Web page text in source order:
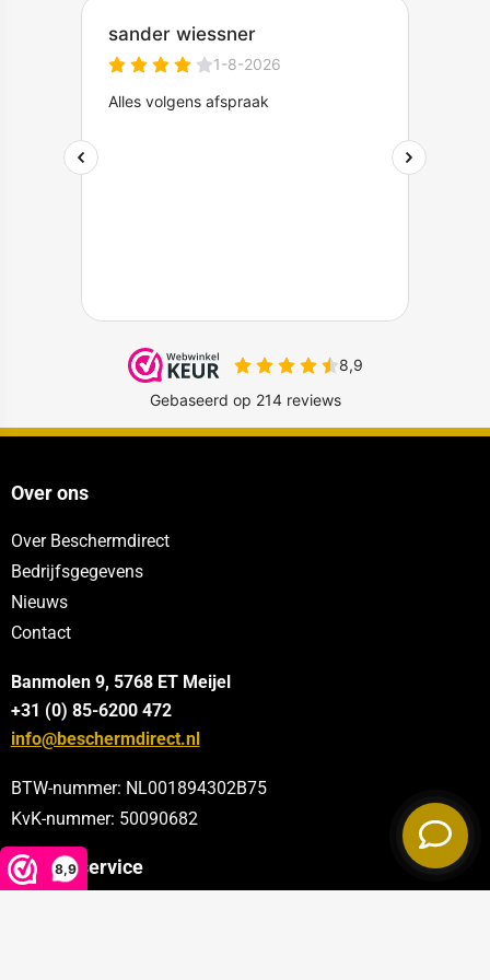
8,9
Over ons
Over Beschermdirect
Bedrijfsgegevens
Nieuws
Contact
Banmolen 9, 5768 ET Meijel
+31 (0) 85-6200 472
info@beschermdirect.nl
BTW-nummer: NL001894302B75
KvK-nummer: 50090682
Klantenservice